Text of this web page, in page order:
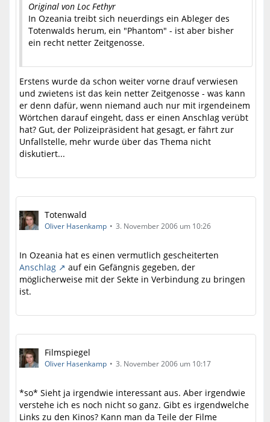
Original von Loc Fethyr
In Ozeania treibt sich neuerdings ein Ableger des
Totenwalds herum, ein "Phantom" - ist aber bisher
ein recht netter Zeitgenosse.
Erstens wurde da schon weiter vorne drauf verwiesen
und zwietens ist das kein netter Zeitgenosse - was kann
er denn dafür, wenn niemand auch nur mit irgendeinem
Wörtchen darauf eingeht, dass er einen Anschlag verübt
hat? Gut, der Polizeipräsident hat gesagt, er fährt zur
Unfallstelle, mehr wurde über das Thema nicht
diskutiert...
Totenwald
Oliver Hasenkamp 3. November 2006 um 10:26
In Ozeania hat es einen vermutlich gescheiterten
Anschlag
auf ein Gefängnis gegeben, der
möglicherweise mit der Sekte in Verbindung zu bringen
ist.
Filmspiegel
Oliver Hasenkamp 3. November 2006 um 10:17
*so* Sieht ja irgendwie interessant aus. Aber irgendwie
verstehe ich es noch nicht so ganz. Gibt es irgendwelche
Links zu den Kinos? Kann man da Teile der Filme